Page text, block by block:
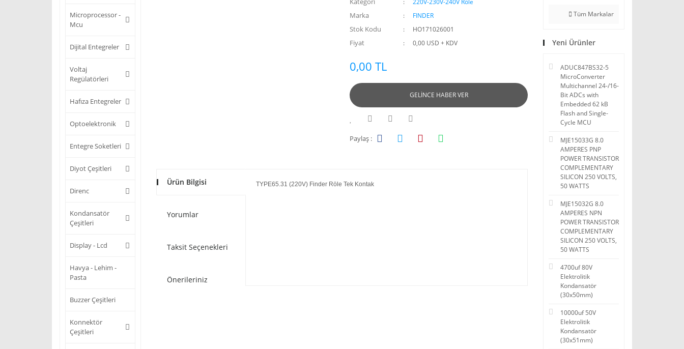
Microprocessor -
Mcu
Dijital Entegreler
Voltaj
Regülatörleri
Hafıza Entegreler
Optoelektronik
Entegre Soketleri
Diyot Çeşitleri
Direnc
Kondansatör
Çeşitleri
Display - Lcd
Havya - Lehim -
Pasta
Buzzer Çeşitleri
Konnektör
Çeşitleri
220V-230V-240V Röle
Marka FINDER
Stok Kodu HO171026001
Fiyat 0,00 USD + KDV
0,00 TL
GELİNCE HABER VER
Paylaş :
Ürün Bilgisi
Yorumlar
Taksit Seçenekleri
Önerileriniz
TYPE65.31 (220V) Finder Röle Tek Kontak
Tüm Markalar
Yeni Ürünler
ADUC847BS32-5
MicroConverter
Multichannel 24-/16-
Bit ADCs with
Embedded 62 kB
Flash and Single-
Cycle MCU
MJE15033G 8.0
AMPERES PNP
POWER TRANSISTOR
COMPLEMENTARY
SILICON 250 VOLTS,
50 WATTS
MJE15032G 8.0
AMPERES NPN
POWER TRANSISTOR
COMPLEMENTARY
SILICON 250 VOLTS,
50 WATTS
4700uf 80V
Elektrolitik
Kondansatör
(30x50mm)
10000uf 50V
Elektrolitik
Kondansatör
(30x51mm)